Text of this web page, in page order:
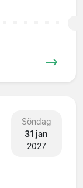
Söndag
31 jan
2027